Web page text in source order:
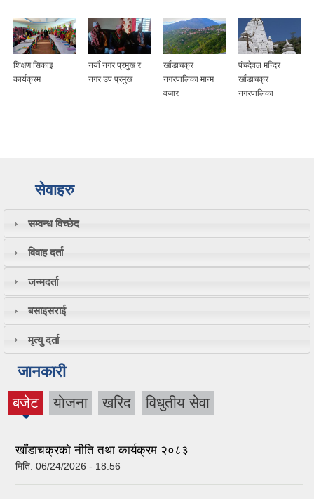
शिक्षण सिकाइ
कार्यक्रम
नयाँ नगर प्रमुख र
नगर उप प्रमुख
खाँडाचक्र
नगरपालिका मान्म
वजार
पंचदेवल मन्दिर
खाँडाचक्र
नगरपालिका
सेवाहरु
सम्वन्ध विच्छेद
विवाह दर्ता
जन्मदर्ता
बसाइसराई
मृत्यु दर्ता
जानकारी
बजेट
(active
याेजना खरिद विधुतीय सेवा
खाँडाचक्रको नीति तथा कार्यक्रम २०८३
मिति: 06/24/2026 - 18:56